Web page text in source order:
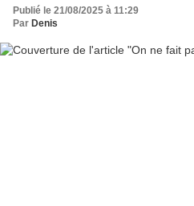
Publié le 21/08/2025 à 11:29
Par Denis